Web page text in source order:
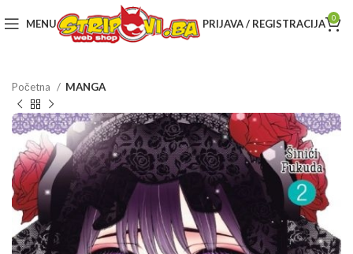
MENU PRIJAVA / REGISTRACIJA 0
Početna MANGA